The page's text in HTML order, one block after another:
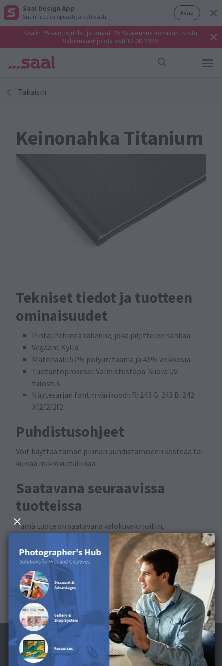
Saal Design App
Suunnittele nopeasti ja kätevästi. Avaa
Saalin 45-vuotisjuhlat jatkuvat: 45 % alennus kovakantisista
Valokuvakirjoista asti 12.08.2026
Takaisin
Keinonahka Titanium
Tekniset tiedot ja tuotteen
ominaisuudet
Pinta: Pehmeä rakenne, joka jäljittelee nahkaa
Vegaani: Kyllä
Materiaali: 57% polyuretaania ja 43% viskoosia.
Tuotantoprosessi: Valmistustapa: Suora UV-
tulostus
Näytesarjan fontin värikoodi: R: 243 G: 243 B: 242
#f2f2f2f2
Puhdistusohjeet
Voit käyttää tämän pinnan puhdistamiseen kosteaa tai
kuivaa mikrokuituliinaa.
Saatavana seuraavissa
tuotteissa
Tämä tuote on saatavana valokuvakirjoihin,
lahjapakkauksiin ja portfolioalbumeihin.